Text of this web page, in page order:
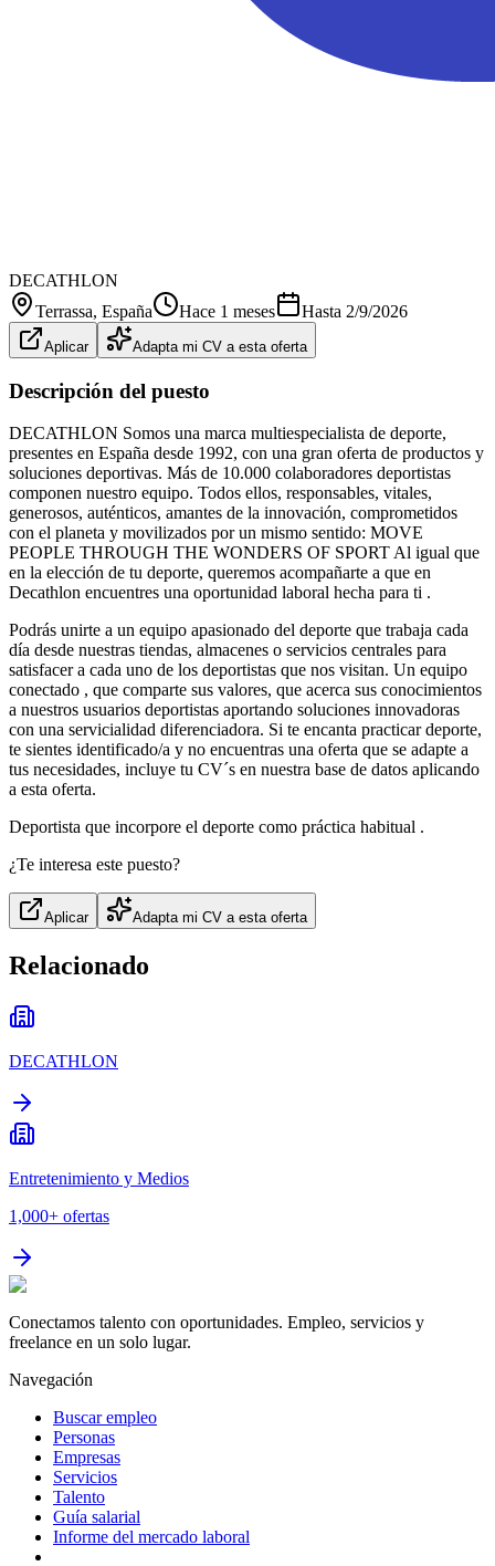
DECATHLON
Terrassa, España Hace 1 meses Hasta 2/9/2026
Aplicar Adapta mi CV a esta oferta
Descripción del puesto
DECATHLON Somos una marca multiespecialista de deporte,
presentes en España desde 1992, con una gran oferta de productos y
soluciones deportivas. Más de 10.000 colaboradores deportistas
componen nuestro equipo. Todos ellos, responsables, vitales,
generosos, auténticos, amantes de la innovación, comprometidos
con el planeta y movilizados por un mismo sentido: MOVE
PEOPLE THROUGH THE WONDERS OF SPORT Al igual que
en la elección de tu deporte, queremos acompañarte a que en
Decathlon encuentres una oportunidad laboral hecha para ti .
Podrás unirte a un equipo apasionado del deporte que trabaja cada
día desde nuestras tiendas, almacenes o servicios centrales para
satisfacer a cada uno de los deportistas que nos visitan. Un equipo
conectado , que comparte sus valores, que acerca sus conocimientos
a nuestros usuarios deportistas aportando soluciones innovadoras
con una servicialidad diferenciadora. Si te encanta practicar deporte,
te sientes identificado/a y no encuentras una oferta que se adapte a
tus necesidades, incluye tu CV´s en nuestra base de datos aplicando
a esta oferta.
Deportista que incorpore el deporte como práctica habitual .
¿Te interesa este puesto?
Aplicar Adapta mi CV a esta oferta
Relacionado
DECATHLON
Entretenimiento y Medios
1,000+ ofertas
Conectamos talento con oportunidades. Empleo, servicios y
freelance en un solo lugar.
Navegación
Buscar empleo
Personas
Empresas
Servicios
Talento
Guía salarial
Informe del mercado laboral